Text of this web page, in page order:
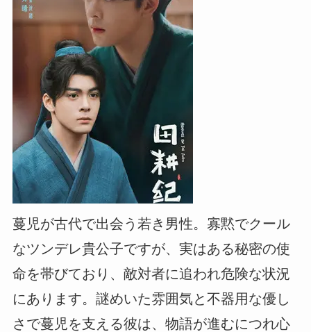
蔓児が古代で出会う若き男性。寡黙でクール
なツンデレ貴公子ですが、実はある秘密の使
命を帯びており、敵対者に追われ危険な状況
にあります。謎めいた雰囲気と不器用な優し
さで蔓児を支える彼は、物語が進むにつれ心